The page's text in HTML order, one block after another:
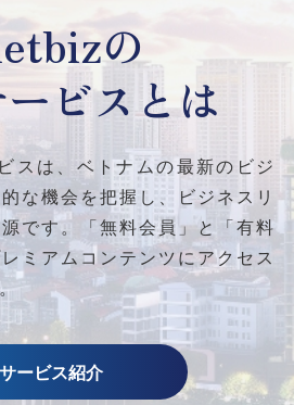
の
ビスとは
スは、ベトナムの最新のビジ
な機会を把握し、ビジネスリ
です。
「無料会員」と「有料
ミアムコンテンツにアクセス
サービス紹介